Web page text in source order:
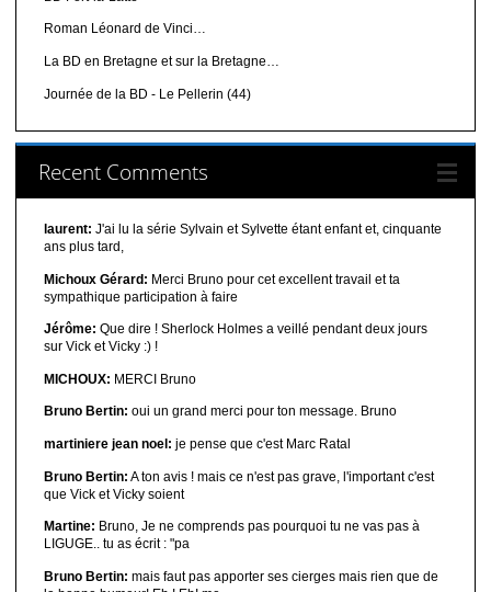
Roman Léonard de Vinci…
La BD en Bretagne et sur la Bretagne…
Journée de la BD - Le Pellerin (44)
Recent Comments
laurent: J'ai lu la série Sylvain et Sylvette étant enfant et, cinquante
ans plus tard,
Michoux Gérard: Merci Bruno pour cet excellent travail et ta
sympathique participation à faire
Jérôme: Que dire ! Sherlock Holmes a veillé pendant deux jours
sur Vick et Vicky :) !
MICHOUX: MERCI Bruno
Bruno Bertin: oui un grand merci pour ton message. Bruno
martiniere jean noel: je pense que c'est Marc Ratal
Bruno Bertin: A ton avis ! mais ce n'est pas grave, l'important c'est
que Vick et Vicky soient
Martine: Bruno, Je ne comprends pas pourquoi tu ne vas pas à
LIGUGE.. tu as écrit : "pa
Bruno Bertin: mais faut pas apporter ses cierges mais rien que de